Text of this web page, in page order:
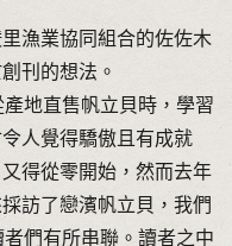
漁業協同組合的佐佐木
刊的想法。
產地直售帆立貝時，學習
人覺得驕傲且有成就
得從零開始，然而去年
訪了戀濱帆立貝，我們
們有所串聯。讀者之中